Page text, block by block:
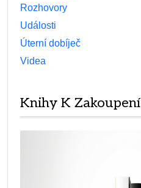
Rozhovory
Události
Úterní dobíječ
Videa
Knihy K Zakoupení